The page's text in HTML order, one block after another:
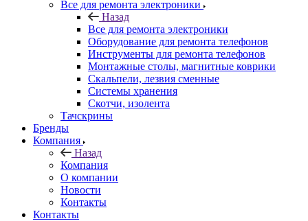
Все для ремонта электроники
Назад
Все для ремонта электроники
Оборудование для ремонта телефонов
Инструменты для ремонта телефонов
Монтажные столы, магнитные коврики
Скальпели, лезвия сменные
Системы хранения
Скотчи, изолента
Тачскрины
Бренды
Компания
Назад
Компания
О компании
Новости
Контакты
Контакты